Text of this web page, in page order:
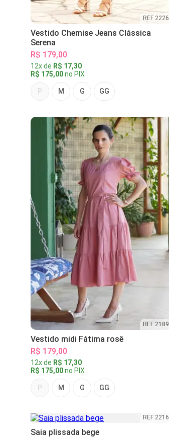
REF 2226
Vestido Chemise Jeans Clássica
Serena
R$ 179,00
12x de R$ 17,30
R$ 175,00no PIX
P M G GG
REF 2189
Vestido midi Fátima rosê
R$ 179,00
12x de R$ 17,30
R$ 175,00no PIX
P M G GG
REF 2216
Saia plissada bege